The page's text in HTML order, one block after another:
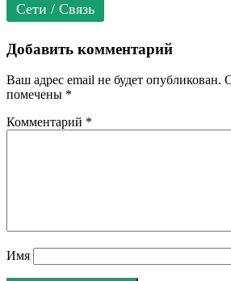
Сети / Связь
Добавить комментарий
Ваш адрес email не будет опубликован.
помечены *
Комментарий *
Имя